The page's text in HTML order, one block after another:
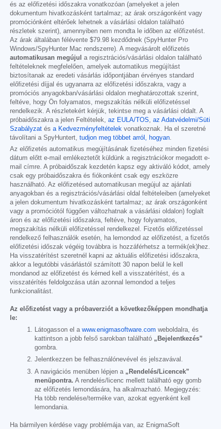
és az előfizetési időszakra vonatkozóan (amelyeket a jelen
dokumentum hivatkozásként tartalmaz; az árak országonként vagy
promóciónként eltérőek lehetnek a vásárlási oldalon található
részletek szerint), amennyiben nem mondta le időben az előfizetést.
Az árak általában félévente $79.98 kezdődnek (SpyHunter Pro
Windows/SpyHunter Mac rendszerre). A megvásárolt előfizetés
automatikusan megújul
a regisztrációs/vásárlási oldalon található
feltételeknek megfelelően, amelyek automatikus megújítást
biztosítanak az eredeti vásárlás időpontjában érvényes standard
előfizetési díjjal és ugyanarra az előfizetési időszakra, vagy a
promóciós anyagokban/vásárlási oldalon meghatározottak szerint,
feltéve, hogy Ön folyamatos, megszakítás nélküli előfizetéssel
rendelkezik. A részletekért kérjük, tekintse meg a vásárlási oldalt. A
próbaidőszakra a jelen Feltételek, az EULA/TOS, az Adatvédelmi/Süti
Szabályzat és a Kedvezményfeltételek vonatkoznak. Ha el szeretné
távolítani a SpyHuntert, tudjon meg többet arról, hogyan.
Az előfizetés automatikus megújításának fizetéséhez minden fizetési
dátum előtt e-mail emlékeztetőt küldünk a regisztrációkor megadott e-
mail címre. A próbaidőszak kezdetén kapsz egy aktiváló kódot, amely
csak egy próbaidőszakra és fiókonként csak egy eszközre
használható. Az előfizetésed automatikusan megújul az ajánlati
anyagokban és a regisztrációs/vásárlási oldal feltételeiben (amelyeket
a jelen dokumentum hivatkozásként tartalmaz; az árak országonként
vagy a promóciótól függően változhatnak a vásárlási oldalon) foglalt
áron és az előfizetési időszakra, feltéve, hogy folyamatos,
megszakítás nélküli előfizetéssel rendelkezel. Fizetős előfizetéssel
rendelkező felhasználók esetén, ha lemondod az előfizetést, a fizetős
előfizetési időszak végéig továbbra is hozzáférhetsz a termék(ek)hez.
Ha visszatérítést szeretnél kapni az aktuális előfizetési időszakra,
akkor a legutóbbi vásárlástól számított 30 napon belül le kell
mondanod az előfizetést és kérned kell a visszatérítést, és a
visszatérítés feldolgozása után azonnal lemondod a teljes
funkcionalitást.
Az előfizetést vagy a próbaverziót a következőképpen mondhatja
le:
Látogasson el a www.enigmasoftware.com weboldalra, és
kattintson a jobb felső sarokban található „Bejelentkezés”
gombra.
Jelentkezzen be felhasználónevével és jelszavával.
A navigációs menüben lépjen a „Rendelés/Licencek”
menüpontra. A rendelés/licenc mellett található egy gomb
az előfizetés lemondására, ha alkalmazható. Megjegyzés:
Ha több rendelése/terméke van, azokat egyenként kell
lemondania.
Ha bármilyen kérdése vagy problémája van, az EnigmaSoft